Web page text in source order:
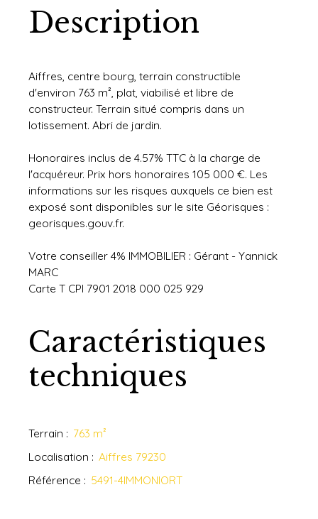
Description
Aiffres, centre bourg, terrain constructible
d'environ 763 m², plat, viabilisé et libre de
constructeur. Terrain situé compris dans un
lotissement. Abri de jardin.
Honoraires inclus de 4.57% TTC à la charge de
l'acquéreur. Prix hors honoraires 105 000 €. Les
informations sur les risques auxquels ce bien est
exposé sont disponibles sur le site Géorisques :
georisques.gouv.fr.
Votre conseiller 4% IMMOBILIER : Gérant - Yannick
MARC
Carte T CPI 7901 2018 000 025 929
Caractéristiques
techniques
Terrain : 763 m²
Localisation : Aiffres 79230
Référence : 5491-4IMMONIORT